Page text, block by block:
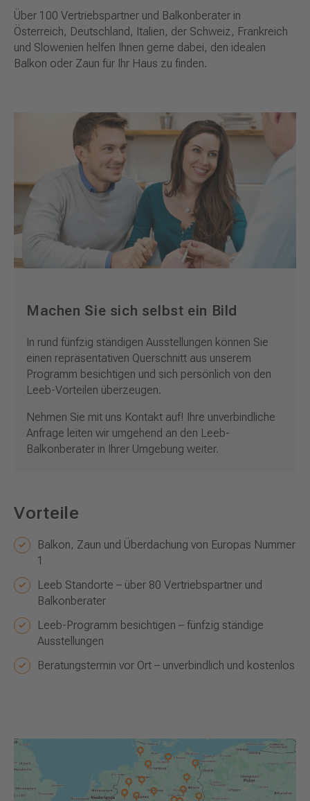
Über 100 Vertriebspartner und Balkonberater in
Österreich, Deutschland, Italien, der Schweiz, Frankreich
und Slowenien helfen Ihnen gerne dabei, den idealen
Balkon oder Zaun für Ihr Haus zu finden.
Machen Sie sich selbst ein Bild
In rund fünfzig ständigen Ausstellungen können Sie
einen repräsentativen Querschnitt aus unserem
Programm besichtigen und sich persönlich von den
Leeb-Vorteilen überzeugen.
Nehmen Sie mit uns Kontakt auf! Ihre unverbindliche
Anfrage leiten wir umgehend an den Leeb-
Balkonberater in Ihrer Umgebung weiter.
Vorteile
Balkon, Zaun und Überdachung von Europas Nummer
1
Leeb Standorte – über 80 Vertriebspartner und
Balkonberater
Leeb-Programm besichtigen – fünfzig ständige
Ausstellungen
Beratungstermin vor Ort – unverbindlich und kostenlos